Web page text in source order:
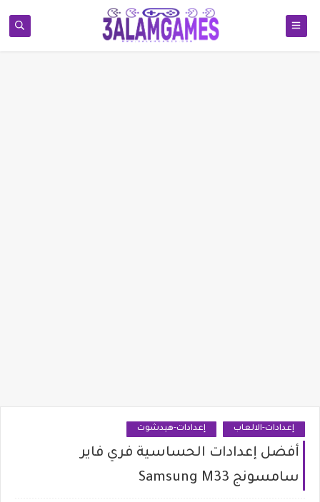
إعدادات-الالعاب إعدادات-هيدشوت
أفضل إعدادات الحساسية فري فاير
سامسونج Samsung M33